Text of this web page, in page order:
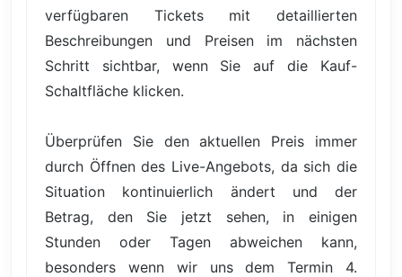
verfügbaren Tickets mit detaillierten
Beschreibungen und Preisen im nächsten
Schritt sichtbar, wenn Sie auf die Kauf-
Schaltfläche klicken.
Überprüfen Sie den aktuellen Preis immer
durch Öffnen des Live-Angebots, da sich die
Situation kontinuierlich ändert und der
Betrag, den Sie jetzt sehen, in einigen
Stunden oder Tagen abweichen kann,
besonders wenn wir uns dem Termin 4.